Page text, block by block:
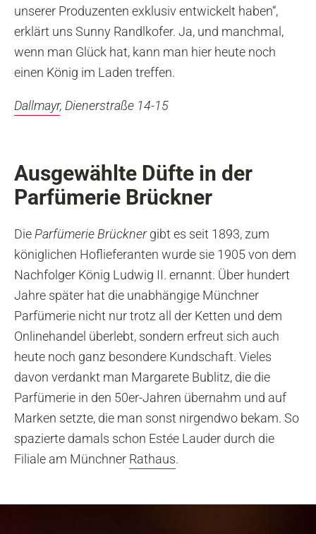
unserer Produzenten exklusiv entwickelt haben“,
erklärt uns Sunny Randlkofer. Ja, und manchmal,
wenn man Glück hat, kann man hier heute noch
einen König im Laden treffen.
Dallmayr, Dienerstraße 14-15
Ausgewählte Düfte in der
Parfümerie Brückner
Die Parfümerie Brücknergibt es seit 1893, zum
königlichen Hoflieferanten wurde sie 1905 von dem
Nachfolger König Ludwig II. ernannt. Über hundert
Jahre später hat die unabhängige Münchner
Parfümerie nicht nur trotz all der Ketten und dem
Onlinehandel überlebt, sondern erfreut sich auch
heute noch ganz besondere Kundschaft. Vieles
davon verdankt man Margarete Bublitz, die die
Parfümerie in den 50er-Jahren übernahm und auf
Marken setzte, die man sonst nirgendwo bekam. So
spazierte damals schon Estée Lauder durch die
Filiale am Münchner Rathaus.